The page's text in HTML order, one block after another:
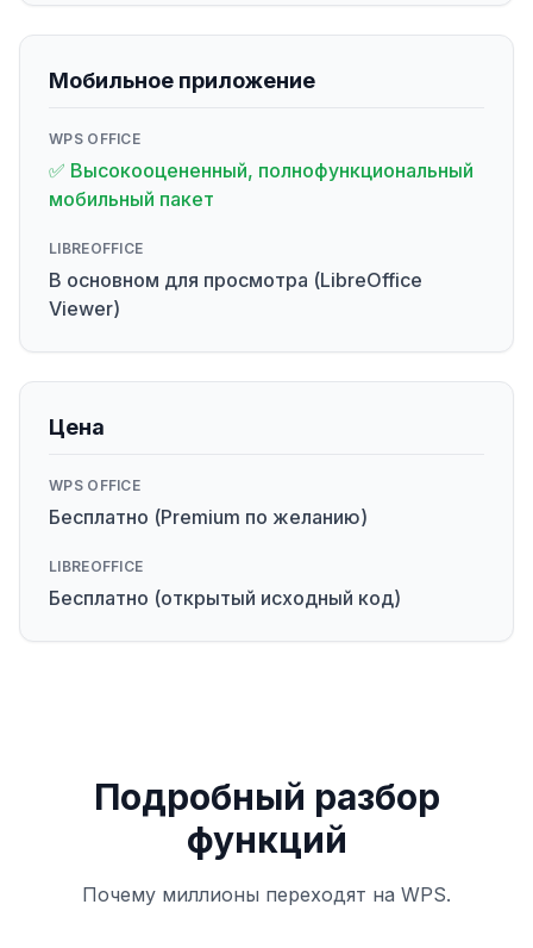
Мобильное приложение
WPS OFFICE
✅ Высокооцененный, полнофункциональный
мобильный пакет
LIBREOFFICE
В основном для просмотра (LibreOffice
Viewer)
Цена
WPS OFFICE
Бесплатно (Premium по желанию)
LIBREOFFICE
Бесплатно (открытый исходный код)
Подробный разбор
функций
Почему миллионы переходят на WPS.